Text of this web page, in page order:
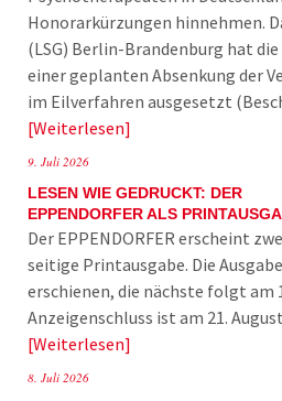
Honorarkürzungen hinnehmen.
(LSG) Berlin-Brandenburg hat
einer geplanten Absenkung der
im Eilverfahren ausgesetzt
Weiterlesen
9. Juli 2026
LESEN WIE GEDRUCKT: DER
EPPENDORFER ALS
Der EPPENDORFER erscheint
seitige Printausgabe. Die
erschienen, die nächste folgt am
Anzeigenschluss ist am 21.
Weiterlesen
8. Juli 2026